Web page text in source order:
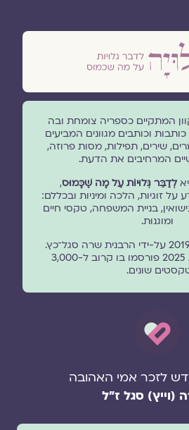
המתקיים כספריה צומחת ובה
וכותבים מגוונים המביעים
שירים, תפילות, מסות פרוזה,
המרחיבים את הדעת.
לְדַבֵּר גְּלוּיוֹת עַל מָה שֶׁכָּמוּס,
זוגיות, הלכה ומיניות ובכללם:
בניית המשפחה, טקסי חיים
ומוגנוּת.
המגזין נוסד בשנת 2019 על-ידי הרבנית שרה סגל־כץ.
עם הכניסה לשנת 2025 פורסמו בו קרוב ל-3,000
שונים.
לזכר אמי האהובה
(וייץ) סגל ז"ל